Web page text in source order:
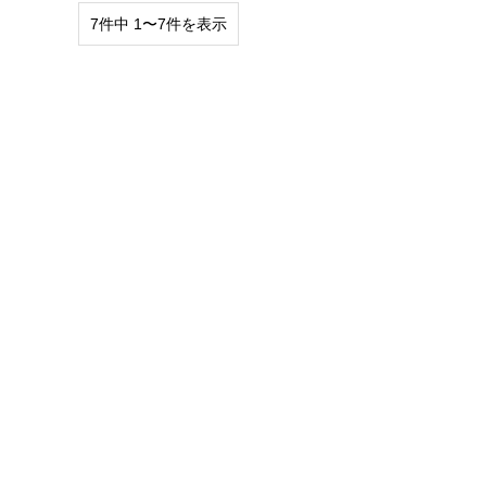
7件中 1〜7件を表示